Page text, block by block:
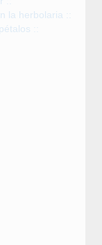
la herbolaria ::
::